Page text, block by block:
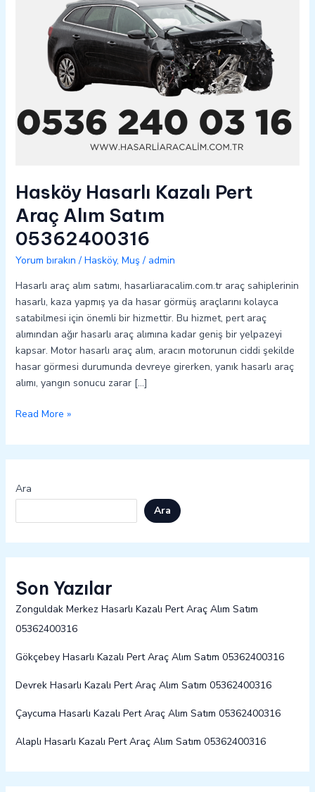
Hasköy Hasarlı Kazalı Pert
Araç Alım Satım
05362400316
Yorum bırakın / Hasköy, Muş / admin
Hasarlı araç alım satımı, hasarliaracalim.com.tr araç sahiplerinin
hasarlı, kaza yapmış ya da hasar görmüş araçlarını kolayca
satabilmesi için önemli bir hizmettir. Bu hizmet, pert araç
alımından ağır hasarlı araç alımına kadar geniş bir yelpazeyi
kapsar. Motor hasarlı araç alım, aracın motorunun ciddi şekilde
hasar görmesi durumunda devreye girerken, yanık hasarlı araç
alımı, yangın sonucu zarar […]
Read More »
Ara
Ara
Son Yazılar
Zonguldak Merkez Hasarlı Kazalı Pert Araç Alım Satım
05362400316
Gökçebey Hasarlı Kazalı Pert Araç Alım Satım 05362400316
Devrek Hasarlı Kazalı Pert Araç Alım Satım 05362400316
Çaycuma Hasarlı Kazalı Pert Araç Alım Satım 05362400316
Alaplı Hasarlı Kazalı Pert Araç Alım Satım 05362400316